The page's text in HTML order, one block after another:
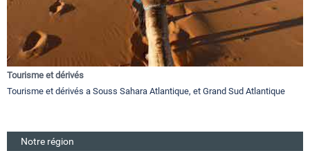
Tourisme et dérivés
Tourisme et dérivés a Souss Sahara Atlantique, et Grand Sud Atlantique
Notre région